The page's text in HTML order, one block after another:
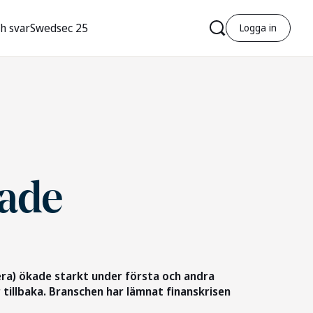
svarSwedsec 25 Logga in
ökade starkt under första och andra
Branschen har lämnat finanskrisen